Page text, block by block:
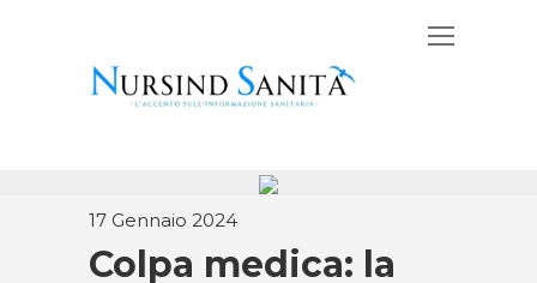
17 Gennaio 2024
Colpa medica: la